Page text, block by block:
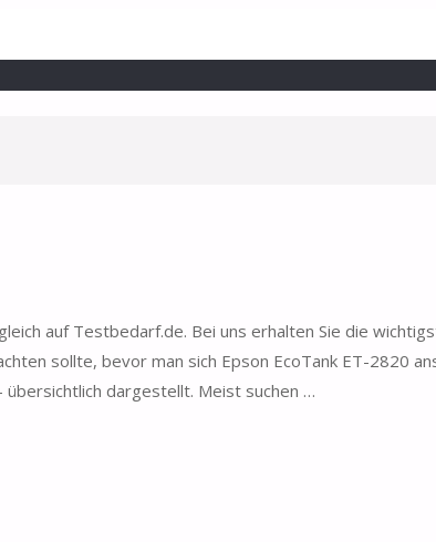
auf Testbedarf.de. Bei uns erhalten Sie die
sollte, bevor man sich Epson EcoTank ET-2820
dargestellt. Meist suchen …